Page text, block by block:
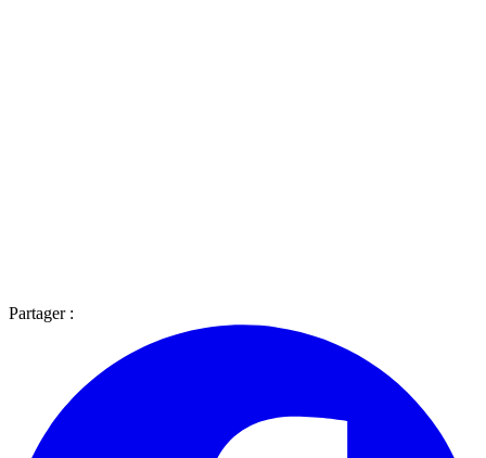
Partager :